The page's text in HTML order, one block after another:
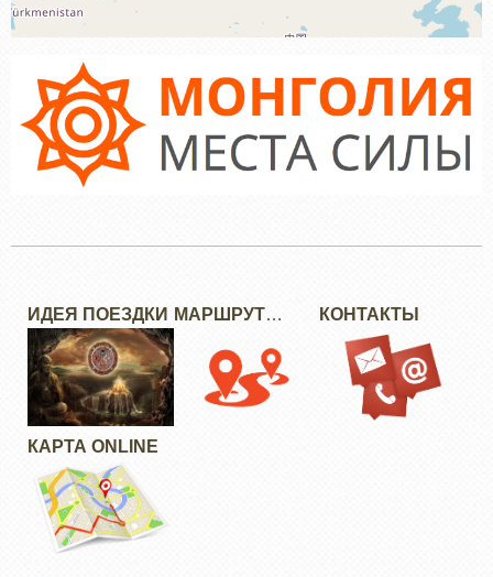
ИДЕЯ ПОЕЗДКИ
МАРШРУТ
ЭКСПЕДИЦИИ
КОНТАКТЫ
КАРТА ONLINE